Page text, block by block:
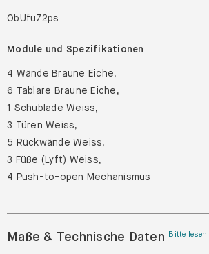
ObUfu72ps
Module und Spezifikationen
4 Wände Braune Eiche,
6 Tablare Braune Eiche,
1 Schublade Weiss,
3 Türen Weiss,
5 Rückwände Weiss,
3 Füße (Lyft) Weiss,
4 Push-to-open Mechanismus
Maße & Technische Daten Bitte lesen!